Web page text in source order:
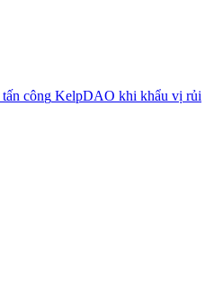
tấn công KelpDAO khi khẩu vị rủi